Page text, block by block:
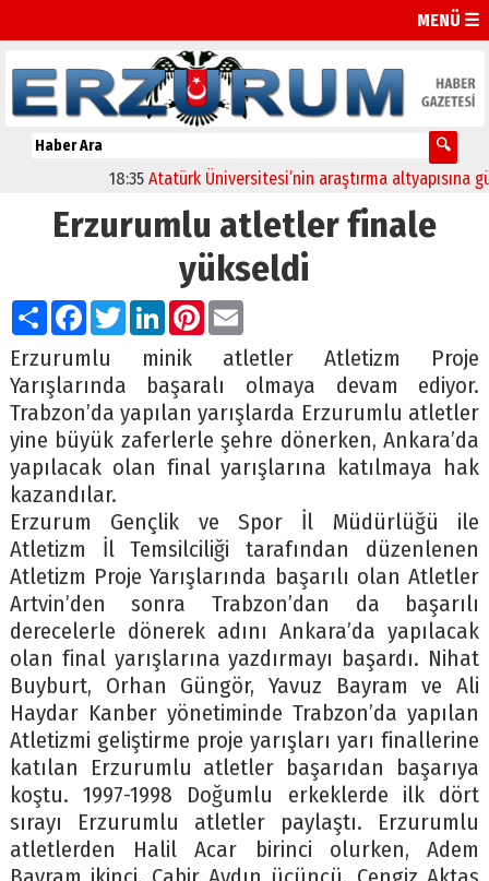
MENÜ ☰
18:35 Atatürk Üniversitesi’nin araştırma altyapısına güçlü
Erzurumlu atletler finale
yükseldi
PaylaşFacebook
TwitterLinkedIn
Pinterest
Email
Erzurumlu minik atletler Atletizm Proje
Yarışlarında başaralı olmaya devam ediyor.
Trabzon’da yapılan yarışlarda Erzurumlu atletler
yine büyük zaferlerle şehre dönerken, Ankara’da
yapılacak olan final yarışlarına katılmaya hak
kazandılar.
Erzurum Gençlik ve Spor İl Müdürlüğü ile
Atletizm İl Temsilciliği tarafından düzenlenen
Atletizm Proje Yarışlarında başarılı olan Atletler
Artvin’den sonra Trabzon’dan da başarılı
derecelerle dönerek adını Ankara’da yapılacak
olan final yarışlarına yazdırmayı başardı. Nihat
Buyburt, Orhan Güngör, Yavuz Bayram ve Ali
Haydar Kanber yönetiminde Trabzon’da yapılan
Atletizmi geliştirme proje yarışları yarı finallerine
katılan Erzurumlu atletler başarıdan başarıya
koştu. 1997-1998 Doğumlu erkeklerde ilk dört
sırayı Erzurumlu atletler paylaştı. Erzurumlu
atletlerden Halil Acar birinci olurken, Adem